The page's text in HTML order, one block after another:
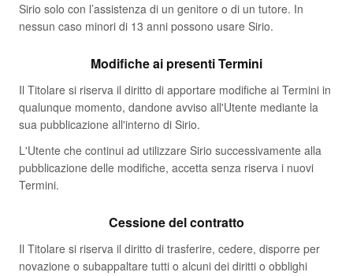
Sirio solo con l’assistenza di un genitore o di un tutore. In
nessun caso minori di 13 anni possono usare Sirio.
Modifiche ai presenti Termini
Il Titolare si riserva il diritto di apportare modifiche ai Termini in
qualunque momento, dandone avviso all'Utente mediante la
sua pubblicazione all'interno di Sirio.
L'Utente che continui ad utilizzare Sirio successivamente alla
pubblicazione delle modifiche, accetta senza riserva i nuovi
Termini.
Cessione del contratto
Il Titolare si riserva il diritto di trasferire, cedere, disporre per
novazione o subappaltare tutti o alcuni dei diritti o obblighi